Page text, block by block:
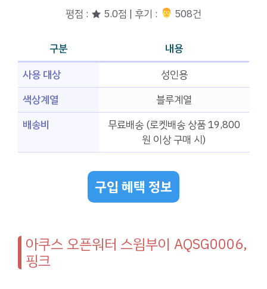
평점 : ★ 5.0점 | 후기 : ‍‍ 508건
구분
내용
사용 대상
성인용
색상계열
블루계열
배송비
무료배송 (로켓배송 상품 19,800
원 이상 구매 시)
구입 혜택 정보
아쿠스 오픈워터 스윔부이 AQSG0006,
핑크